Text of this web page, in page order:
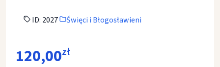
ID: 2027 Święci i Błogosławieni
120,00zł